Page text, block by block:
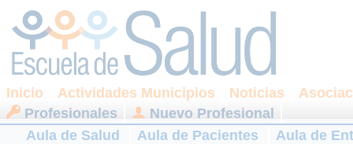
Inicio Actividades Municipios Noticias
Profesionales
Nuevo Profesional
Aula de Salud
Aula de Pacientes Aula de